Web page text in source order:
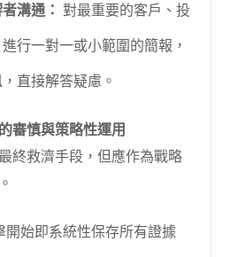
溝通： 對最重要的客戶、投
行一對一或小範圍的簡報，
直接解答疑慮。
審慎與策略性運用
終救濟手段，但應作為戰略
開始即系統性保存所有證據